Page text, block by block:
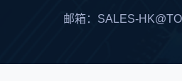
邮箱：SALES-